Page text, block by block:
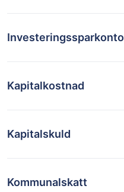
Investeringssparkonto
Kapitalkostnad
Kapitalskuld
Kommunalskatt